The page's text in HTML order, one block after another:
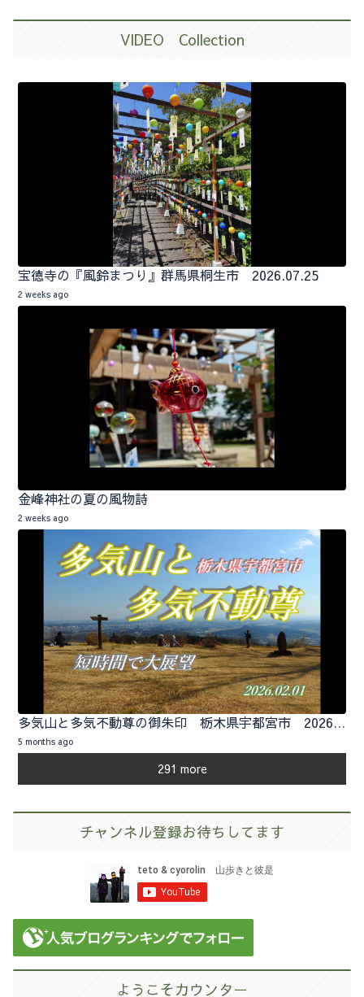
VIDEO Collection
宝徳寺の『風鈴まつり』群馬県桐生市 2026.07.25
2 weeks ago
金峰神社の夏の風物詩
2 weeks ago
多気山と多気不動尊の御朱印 栃木県宇都宮市 2026.02.01
5 months ago
291 more
チャンネル登録お待ちしてます
ようこそカウンター